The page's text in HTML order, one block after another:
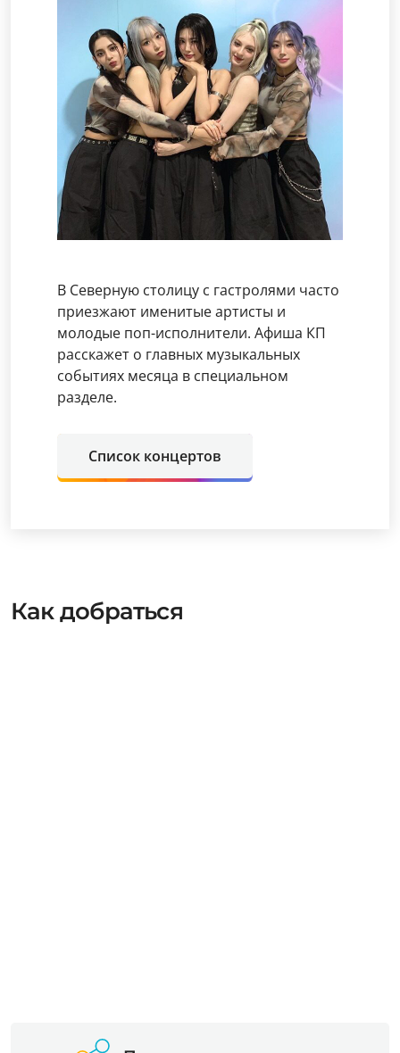
В Северную столицу с гастролями часто
приезжают именитые артисты и
молодые поп-исполнители. Афиша КП
расскажет о главных музыкальных
событиях месяца в специальном
разделе.
Список концертов
Как добраться